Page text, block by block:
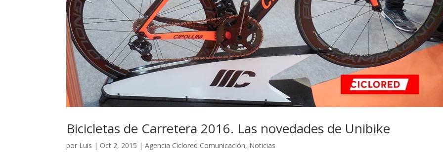
Bicicletas de Carretera 2016. Las novedades de Unibike
por Luis | Oct 2, 2015 |Agencia Ciclored Comunicación, Noticias